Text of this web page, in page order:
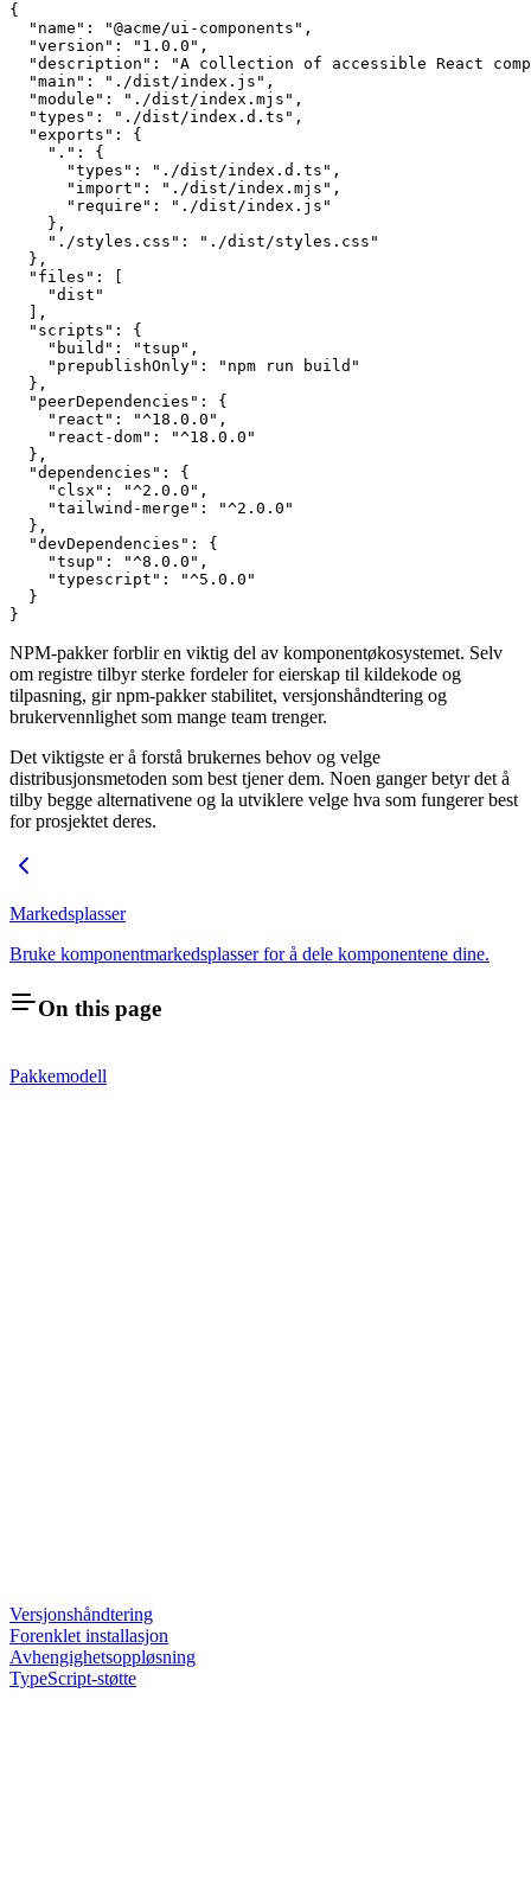
{
  "name"
: "@acme/ui-components" ,
  "version"
: "1.0.0" ,
  "description"
:
"A collection of accessible React
  "main"
: "./dist/index.js" ,
  "module"
: "./dist/index.mjs" ,
  "types"
: "./dist/index.d.ts" ,
  "exports"
: {
    "."
: {
      "types"
: "./dist/index.d.ts" ,
      "import"
: "./dist/index.mjs" ,
      "require"
:
"./dist/index.js"
    },
    "./styles.css"
:
"./dist/styles.css"
  },
  "files"
: [
    "dist"
  ],
  "scripts"
: {
    "build"
: "tsup" ,
    "prepublishOnly"
:
"npm run build"
  },
  "peerDependencies"
: {
    "react"
: "^18.0.0" ,
    "react-dom"
:
"^18.0.0"
  },
  "dependencies"
: {
    "clsx"
: "^2.0.0" ,
    "tailwind-merge"
:
"^2.0.0"
  },
  "devDependencies"
: {
    "tsup"
: "^8.0.0" ,
    "typescript"
:
"^5.0.0"
  }
}
NPM-pakker forblir en viktig del av komponentøkosystemet. Selv
om registre tilbyr sterke fordeler for eierskap til kildekode og
tilpasning, gir npm-pakker stabilitet, versjonshåndtering og
brukervennlighet som mange team trenger.
Det viktigste er å forstå brukernes behov og velge
distribusjonsmetoden som best tjener dem. Noen ganger betyr det å
tilby begge alternativene og la utviklere velge hva som fungerer best
for prosjektet deres.
Markedsplasser
Bruke komponentmarkedsplasser for å dele komponentene dine.
On this page
Pakkemodell
Versjonshåndtering
Forenklet installasjon
Avhengighetsoppløsning
TypeScript-støtte